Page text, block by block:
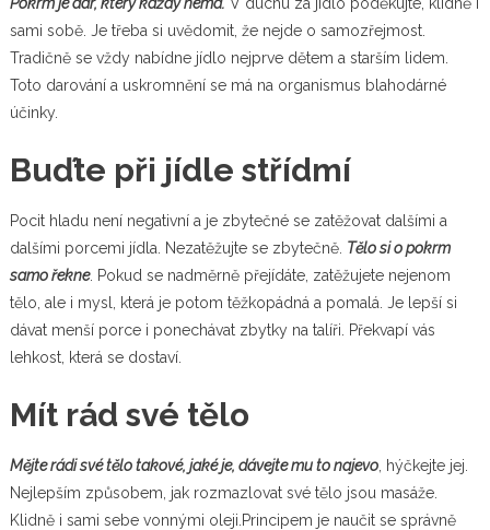
sami sobě. Je třeba si uvědomit, že nejde o samozřejmost.
Tradičně se vždy nabídne jídlo nejprve dětem a starším lidem.
Toto darování a uskromnění se má na organismus blahodárné
účinky.
Buďte při jídle střídmí
Pocit hladu není negativní a je zbytečné se zatěžovat dalšími a
dalšími porcemi jídla. Nezatěžujte se zbytečně. Tělo si o pokrm
samo řekne. Pokud se nadměrně přejídáte, zatěžujete nejenom
tělo, ale i mysl, která je potom těžkopádná a pomalá. Je lepší si
dávat menší porce i ponechávat zbytky na talíři. Překvapí vás
lehkost, která se dostaví.
Mít rád své tělo
Mějte rádi své tělo takové, jaké je, dávejte mu to najevo, hýčkejte jej.
Nejlepším způsobem, jak rozmazlovat své tělo jsou masáže.
Klidně i sami sebe vonnými oleji.Principem je naučit se správně